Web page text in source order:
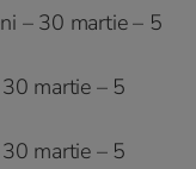
– 30 martie – 5
martie – 5
martie – 5